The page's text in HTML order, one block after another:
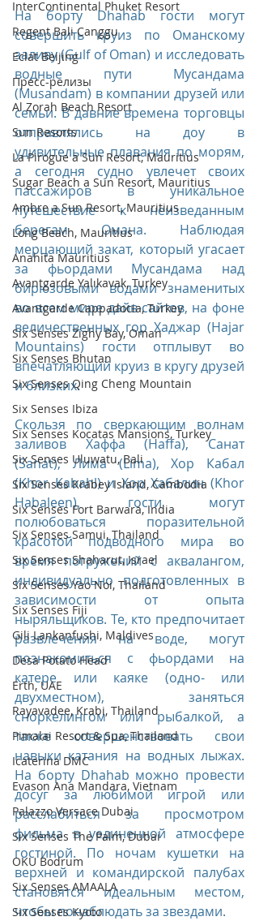
InterContinental Phuket Resort
Regent Bali Canggu
Eclat Beijing
Пресс-релизы
Al Zorah Beach Resort
Sun Resorts
La Pirogue a Sun Resort, Mauritius
Sugar Beach a Sun Resort, Mauritius
Ambre a Sun Resort, Mauritius
Long Beach, Mauritius
Anahita Mauritius
Avantgarde Yalıkavak, Turkey
Avantgarde Cappadocia, Turkey
Six Senses Zighy Bay, Oman
Six Senses Bhutan
Six Senses Qing Cheng Mountain
Six Senses Ibiza
Six Senses Kocatas Mansions, Turkey
Six Senses Uluwatu, Bali
Six Senses Krabey Island, Cambodia
Six Senses Fort Barwara, India
Six Senses Samui, Thailand
Six Senses Shaharut, Israel
Six Senses Yao Noi, Thailand
Six Senses Fiji
Gili Lankanfushi, Maldives
Desa Potato Head
Erth, UAE
Rayavadee, Krabi, Thailand
Pimalai Resort & Spa, Thailand
Icaterina DMC
Evason Ana Mandara, Vietnam
Palazzo Versace Dubai
Six Senses The Palm, Dubai
OKU Bodrum
Six Senses AMAALA
Six Senses Kyoto
На борту Dhahab гости могут
совершить круиз по Оманскому
заливу (Gulf of Oman) и исследовать
водные пути Мусандама
(Musandam) в компании друзей или
семьи. В давние времена торговцы
отправлялись на доу в
удивительные плавания по морям,
а сегодня судно увлечет своих
пассажиров в уникальное
путешествие к неизведанным
берегам Омана. Наблюдая
мерцающий закат, который угасает
за фьордами Мусандама над
бирюзовыми водами знаменитых
во всем мире дайв-сайтов, на фоне
величественных гор Хаджар (Hajar
Mountains) гости отплывут во
впечатляющий круиз в кругу друзей
и близких.
Скользя по сверкающим волнам
заливов Хаффа (Haffa), Санат
(Sanat), Лима (Lima), Хор Кабал
(Khor Kabahl) и Хор Хабалин (Khor
Habaleen), гости могут
полюбоваться поразительной
красотой подводного мира во
время погружений с аквалангом,
индивидуально подготовленных в
зависимости от опыта
ныряльщиков. Те, кто предпочитает
развлечения на воде, могут
познакомиться с фьордами на
катере или каяке (одно- или
двухместном), заняться
сноркелингом или рыбалкой, а
также совершенствовать свои
навыки катания на водных лыжах.
На борту Dhahab можно провести
досуг за любимой игрой или
расслабиться за просмотром
фильма в уединенной атмосфере
гостиной. По ночам кушетки на
верхней и командирской палубах
становятся идеальным местом,
чтобы понаблюдать за звездами.